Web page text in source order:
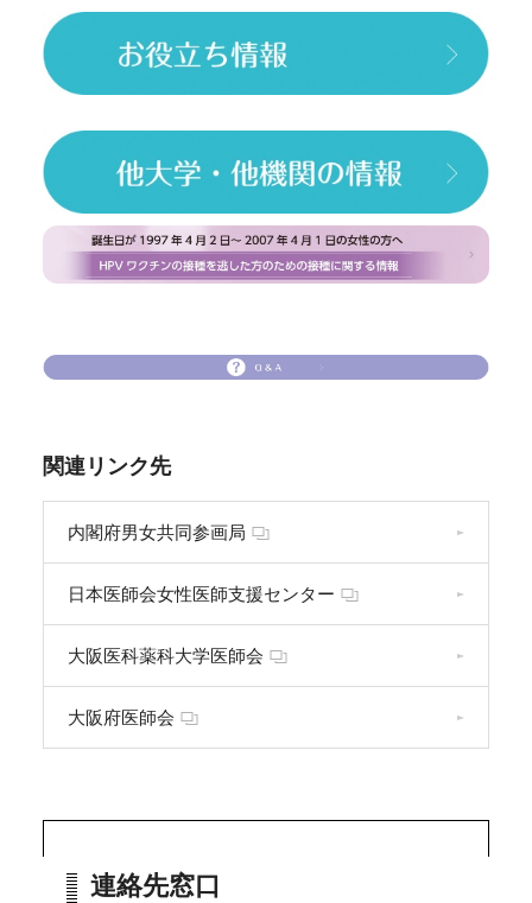
関連リンク先
内閣府男女共同参画局
日本医師会女性医師支援センター
大阪医科薬科大学医師会
大阪府医師会
連絡先窓口